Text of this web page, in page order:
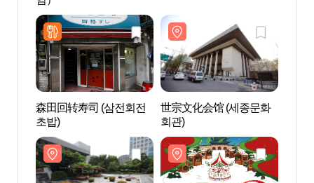
森田回转寿司 (삼전회전
초밥)
世宗文化会馆 (세종문화
회관)